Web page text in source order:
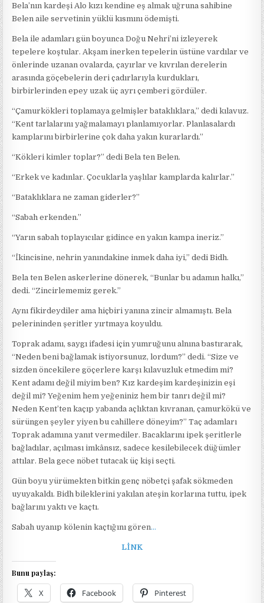
Bela’nın kardeşi Alo kızı kendine eş almak uğruna sahibine
Belen aile servetinin yüklü kısmını ödemişti.
Bela ile adamları gün boyunca Doğu Nehri’ni izleyerek
tepelere koştular. Akşam inerken tepelerin üstüne vardılar ve
önlerinde uzanan ovalarda, çayırlar ve kıvrılan derelerin
arasında göçebelerin deri çadırlarıyla kurdukları,
birbirlerinden epey uzak üç ayrı çemberi gördüler.
“Çamurkökleri toplamaya gelmişler bataklıklara,” dedi kılavuz.
“Kent tarlalarını yağmalamayı planlamıyorlar. Planlasalardı
kamplarını birbirlerine çok daha yakın kurarlardı.”
“Kökleri kimler toplar?” dedi Bela ten Belen.
“Erkek ve kadınlar. Çocuklarla yaşlılar kamplarda kalırlar.”
“Bataklıklara ne zaman giderler?”
“Sabah erkenden.”
“Yarın sabah toplayıcılar gidince en yakın kampa ineriz.”
“İkincisine, nehrin yanındakine inmek daha iyi,” dedi Bidh.
Bela ten Belen askerlerine dönerek, “Bunlar bu adamın halkı,”
dedi. “Zincirlememiz gerek.”
Aynı fikirdeydiler ama hiçbiri yanına zincir almamıştı. Bela
pelerininden şeritler yırtmaya koyuldu.
Toprak adamı, saygı ifadesi için yumruğunu alnına bastırarak,
“Neden beni bağlamak istiyorsunuz, lordum?” dedi. “Size ve
sizden öncekilere göçerlere karşı kılavuzluk etmedim mi?
Kent adamı değil miyim ben? Kız kardeşim kardeşinizin eşi
değil mi? Yeğenim hem yeğeniniz hem bir tanrı değil mi?
Neden Kent’ten kaçıp yabanda açlıktan kıvranan, çamurkökü ve
sürüngen şeyler yiyen bu cahillere döneyim?” Taç adamları
Toprak adamına yanıt vermediler. Bacaklarını ipek şeritlerle
bağladılar, açılması imkânsız, sadece kesilebilecek düğümler
attılar. Bela gece nöbet tutacak üç kişi seçti.
Gün boyu yürümekten bitkin genç nöbetçi şafak sökmeden
uyuyakaldı. Bidh bileklerini yakılan ateşin korlarına tuttu, ipek
bağlarını yaktı ve kaçtı.
Sabah uyanıp kölenin kaçtığını gören…
LİNK
Bunu paylaş:
X Facebook Pinterest